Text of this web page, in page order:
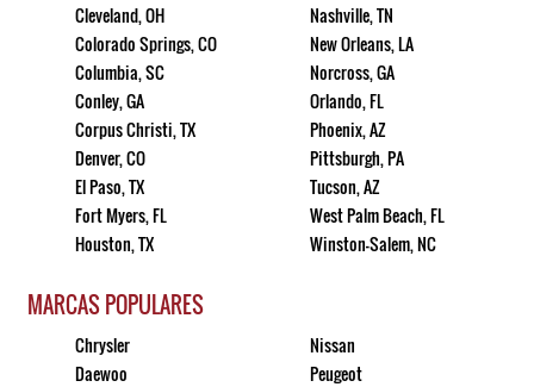
Cleveland, OH
Colorado Springs, CO
Columbia, SC
Conley, GA
Corpus Christi, TX
Denver, CO
El Paso, TX
Fort Myers, FL
Houston, TX
Nashville, TN
New Orleans, LA
Norcross, GA
Orlando, FL
Phoenix, AZ
Pittsburgh, PA
Tucson, AZ
West Palm Beach, FL
Winston-Salem, NC
MARCAS POPULARES
Chrysler
Daewoo
Nissan
Peugeot